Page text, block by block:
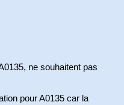
ne souhaitent pas
pour A0135 car la